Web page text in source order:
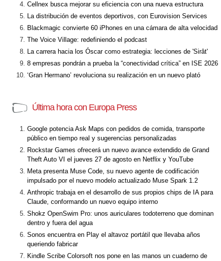
Cellnex busca mejorar su eficiencia con una nueva estructura
La distribución de eventos deportivos, con Eurovision Services
Blackmagic convierte 60 iPhones en una cámara de alta velocidad
The Voice Village: redefiniendo el podcast
La carrera hacia los Óscar como estrategia: lecciones de 'Sirât'
8 empresas pondrán a prueba la “conectividad crítica” en ISE 2026
‘Gran Hermano’ revoluciona su realización en un nuevo plató
Última hora con Europa Press
Google potencia Ask Maps con pedidos de comida, transporte
público en tiempo real y sugerencias personalizadas
Rockstar Games ofrecerá un nuevo avance extendido de Grand
Theft Auto VI el jueves 27 de agosto en Netflix y YouTube
Meta presenta Muse Code, su nuevo agente de codificación
impulsado por el nuevo modelo actualizado Muse Spark 1.2
Anthropic trabaja en el desarrollo de sus propios chips de IA para
Claude, conformando un nuevo equipo interno
Shokz OpenSwim Pro: unos auriculares todoterreno que dominan
dentro y fuera del agua
Sonos encuentra en Play el altavoz portátil que llevaba años
queriendo fabricar
Kindle Scribe Colorsoft nos pone en las manos un cuaderno de